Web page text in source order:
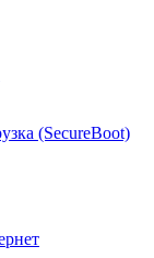
(SecureBoot)